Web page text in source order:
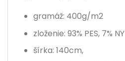
gramáž: 400g/m2
zloženie: 93% PES, 7% NY
šírka: 140cm,